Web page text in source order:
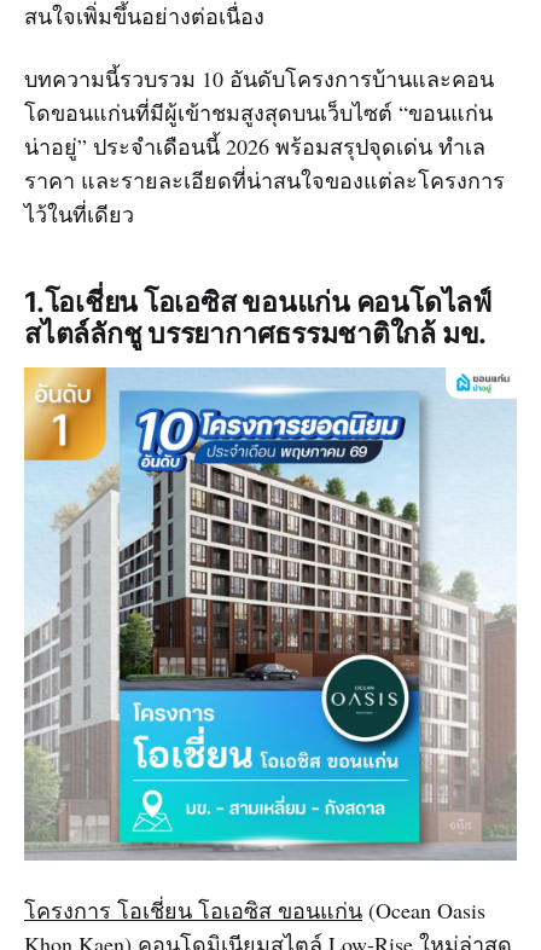
สนใจเพิ่มขึ้นอย่างต่อเนื่อง
บทความนี้รวบรวม 10 อันดับโครงการบ้านและคอน
โดขอนแก่นที่มีผู้เข้าชมสูงสุดบนเว็บไซต์ “ขอนแก่น
น่าอยู่” ประจำเดือนนี้ 2026 พร้อมสรุปจุดเด่น ทำเล
ราคา และรายละเอียดที่น่าสนใจของแต่ละโครงการ
ไว้ในที่เดียว
1.โอเชี่ยน โอเอซิส ขอนแก่น คอนโดไลฟ์
สไตล์ลักชู บรรยากาศธรรมชาติใกล้ มข.
โครงการ โอเชี่ยน โอเอซิส ขอนแก่น (Ocean Oasis